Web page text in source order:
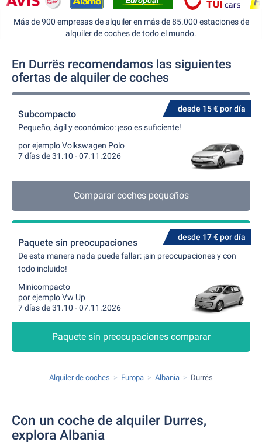
Más de 900 empresas de alquiler en más de 85.000 estaciones de
alquiler de coches de todo el mundo.
En Durrës recomendamos las siguientes
ofertas de alquiler de coches
desde 15 € por día
Subcompacto
Pequeño, ágil y económico: ¡eso es suficiente!
por ejemplo Volkswagen Polo
7 días de 31.10 - 07.11.2026
Comparar coches pequeños
desde 17 € por día
Paquete sin preocupaciones
De esta manera nada puede fallar: ¡sin preocupaciones y con
todo incluido!
Minicompacto
por ejemplo Vw Up
7 días de 31.10 - 07.11.2026
Paquete sin preocupaciones comparar
Alquiler de coches Europa Albania Durrës
Con un coche de alquiler Durres,
explora Albania